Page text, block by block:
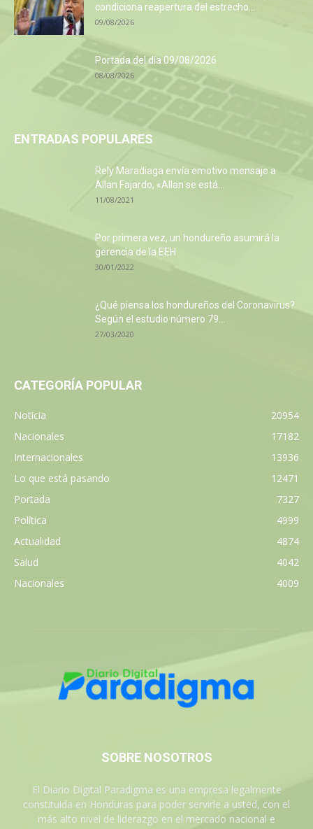
condiciona reapertura del estrecho...
09/08/2026
Portada del día 09/08/2026
08/08/2026
ENTRADAS POPULARES
Rely Maradiaga envía emotivo mensaje a
Allan Fajardo, «Allan se está...
11/08/2021
Por primera vez, un hondureño asumirá la
gerencia de la EEH
30/01/2022
¿Qué piensa los hondureños del Coronavirus?
Según el estudio número 79...
27/03/2020
CATEGORÍA POPULAR
Noticia
20954
Nacionales
17182
Internacionales
13936
Lo que está pasando
12471
Portada
7327
Política
4999
Actualidad
4874
Salud
4042
Nacionales
4009
SOBRE NOSOTROS
El Diario Digital Paradigma es una empresa legalmente
constituida en Honduras para poder servirle a usted, con el
más alto nivel de liderazgo en el mercado nacional e